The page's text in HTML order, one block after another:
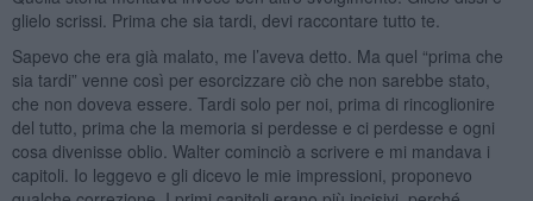
glielo scrissi. Prima che sia tardi, devi raccontare tutto te.
Sapevo che era già malato, me l’aveva detto. Ma quel “prima che
sia tardi” venne così per esorcizzare ciò che non sarebbe stato,
che non doveva essere. Tardi solo per noi, prima di rincoglionire
del tutto, prima che la memoria si perdesse e ci perdesse e ogni
cosa divenisse oblio. Walter cominciò a scrivere e mi mandava i
capitoli. Io leggevo e gli dicevo le mie impressioni, proponevo